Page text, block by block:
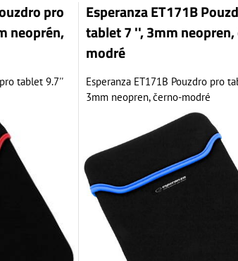
pro
neoprén,
tablet 9.7''
Esperanza ET171B
tablet 7 '', 3mm
modré
Esperanza ET171B Pouzdro pro
3mm neopren, černo-modré